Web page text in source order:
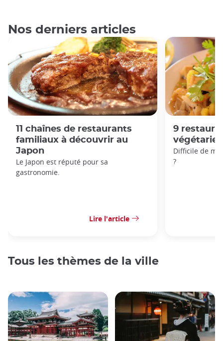
Nos derniers articles
11 chaînes de restaurants
familiaux à découvrir au
Japon
Le Japon est réputé pour sa
gastronomie.
Lire l'article
9
Difficile de
?
Tous les thèmes de la ville